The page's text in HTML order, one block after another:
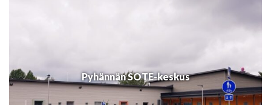
Pyhännän SOTE-keskus